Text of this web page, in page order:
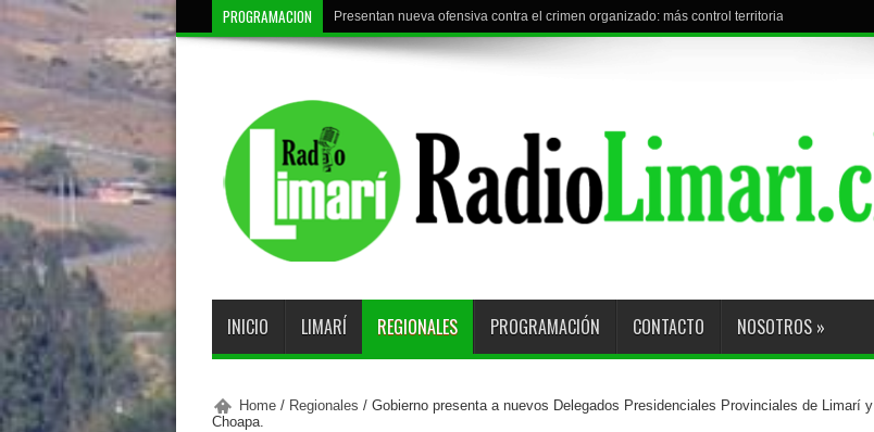
PROGRAMACION Deportes Ovalle reanuda el torneo con visita a Curacaví F.C.
INICIO LIMARÍ REGIONALES PROGRAMACIÓN CONTACTO NOSOTROS »
Home/ Regionales / Gobierno presenta a nuevos Delegados Presidenciales Provinciales de Limarí y
Choapa.